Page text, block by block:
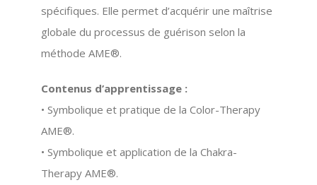
spécifiques. Elle permet d’acquérir une maîtrise
globale du processus de guérison selon la
méthode AME®.
Contenus d’apprentissage :
• Symbolique et pratique de laColor-Therapy
AME®.
• Symbolique et application de laChakra-
Therapy AME®.